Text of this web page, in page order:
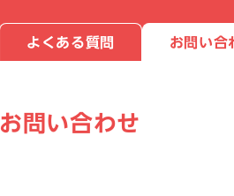
よくある質問 お問い合
お問い合わせ